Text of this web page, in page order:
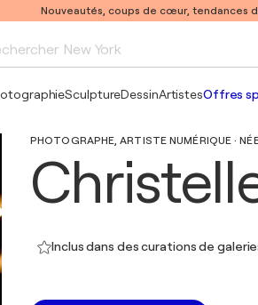
Nouveautés, coups de cœur, tendances
New York
SculptureDessinArtistesOffres
PHOTOGRAPHE, ARTISTE NUMÉRIQUE ·
Inclus dans des curations de